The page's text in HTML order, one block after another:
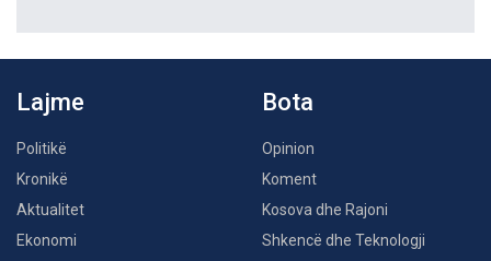
Lajme
Politikë
Kronikë
Aktualitet
Ekonomi
Bota
Opinion
Koment
Kosova dhe Rajoni
Shkencë dhe Teknologji